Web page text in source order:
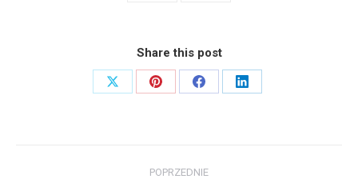
Share this post
Share
Share
Share
Share
POPRZEDNIE